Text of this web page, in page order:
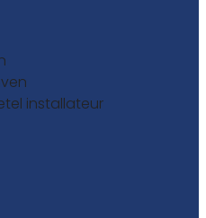
installateur